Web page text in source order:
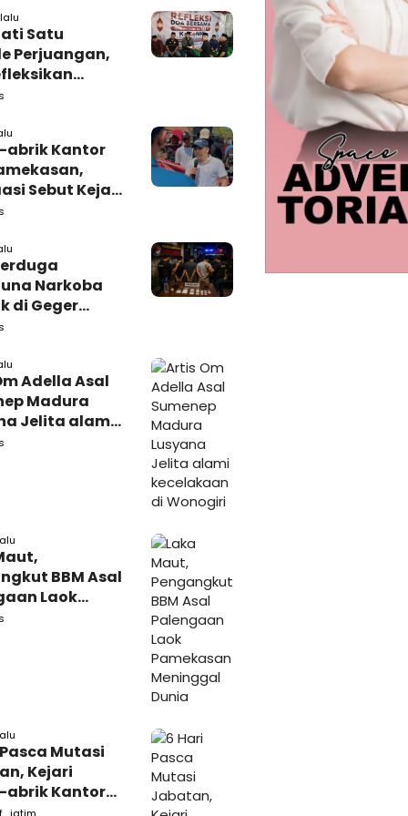
Satu
Perjuangan,
untuk
abrik Kantor
Sebut Kejari
Narkoba
di Geger
Polisi
Bukti
Adella Asal
Madura
Jelita alami
di
BBM Asal
Laok
Mutasi
Kejari
abrik Kantor